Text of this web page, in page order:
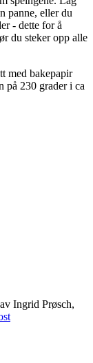
panne, eller du
- dette for å
du steker opp alle
med bakepapir
på 230 grader i ca
Ingrid Prøsch,